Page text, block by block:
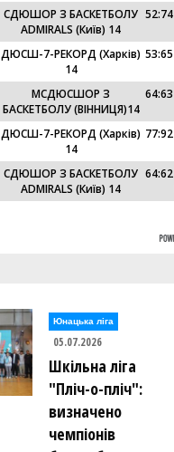
СДЮШОР З БАСКЕТБОЛУ
ADMIRALS (Київ) 14
52:74
ДЮСШ-7-РЕКОРД (Харків)
14
53:65
МСДЮСШОР З
БАСКЕТБОЛУ (ВІННИЦЯ)14
64:63
ДЮСШ-7-РЕКОРД (Харків)
14
77:92
СДЮШОР З БАСКЕТБОЛУ
ADMIRALS (Київ) 14
64:62
Юнацька ліга
05.07.2026
Шкільна ліга
"Пліч-о-пліч":
визначено
чемпіонів